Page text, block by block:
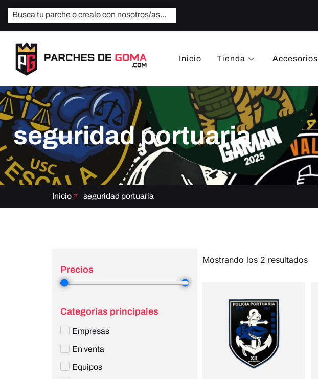
Inicio Tienda Accesorios
seguridad portuaria
Inicio seguridad portuaria
Precios
Categorías principales
Empresas
En venta
Equipos
Mostrando los 2 resultados